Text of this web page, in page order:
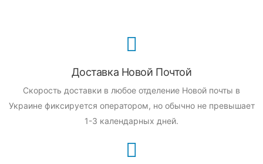
Доставка Новой Почтой
Скорость доставки в любое отделение Новой почты в
Украине фиксируется оператором, но обычно не превышает
1-3 календарных дней.